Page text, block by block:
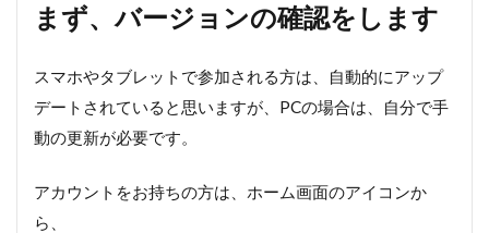
まず、バージョンの確認をします
スマホやタブレットで参加される方は、自動的にアップ
デートされていると思いますが、PCの場合は、自分で手
動の更新が必要です。
アカウントをお持ちの方は、ホーム画面のアイコンか
ら、